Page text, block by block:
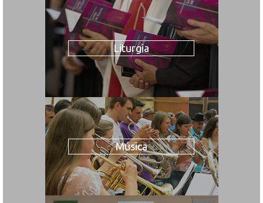
Liturgia
Música